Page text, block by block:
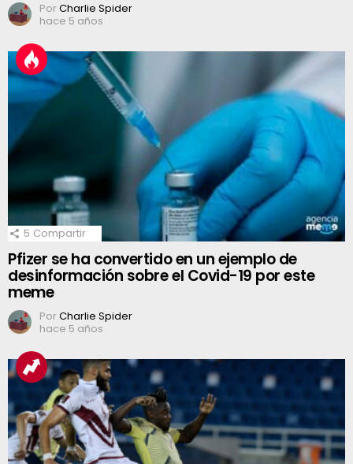
PorCharlie Spider
hace 5 años
5 Compartir
Pfizer se ha convertido en un ejemplo de
desinformación sobre el Covid-19 por este
meme
PorCharlie Spider
hace 5 años